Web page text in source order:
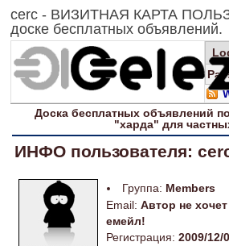
cerc - ВИЗИТНАЯ КАРТА
доске бесплатных объявлений.
Доскабесплатных объявлений
"харда" для
ИНФО пользователя:
Группа: Members
Email: Автор не
емейл!
Регистрация: 2009/12/